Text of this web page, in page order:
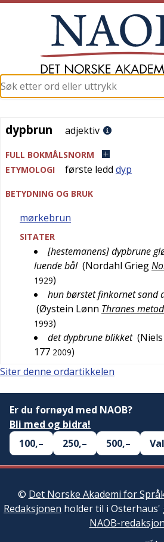
dypbrun
dypbrun adjektiv
FULL BOKMÅLSNORM
ETYMOLOGI
første ledd dyp
BETYDNING OG BRUK
mørkebrun
SITATER
[hestemanens] dypbrune
luende bål (Nordahl Grieg
1929)
hun børstet finkornet sand
(Øystein Lønn Thranes
1993)
det dypbrune blikket (
177 2009)
Siter denne ordartikkelen
Er du fornøyd med NAOB?
Bli med og bidra!
100,–
250,– 500,–
© Det Norske Akademi for
Redaksjonen holder til i Osterhaus'
NAOB-